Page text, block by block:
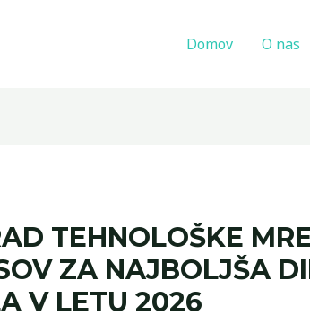
Domov O nas
TEHNOLOŠKE
ZA NAJBOLJŠA
V LETU 2026